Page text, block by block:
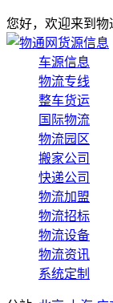
您好，欢迎来到物
货源信息
车源信息
物流专线
整车货运
国际物流
物流园区
搬家公司
快递公司
物流加盟
物流招标
物流设备
物流资讯
系统定制